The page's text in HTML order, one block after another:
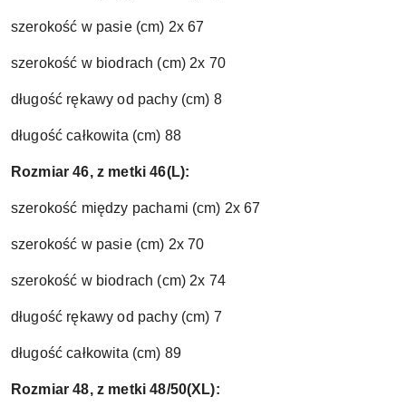
szerokość w pasie (cm) 2x 67
szerokość w biodrach (cm) 2x 70
długość rękawy od pachy (cm) 8
długość całkowita (cm) 88
Rozmiar 46, z metki 46(L):
szerokość między pachami (cm) 2x 67
szerokość w pasie (cm) 2x 70
szerokość w biodrach (cm) 2x 74
długość rękawy od pachy (cm) 7
długość całkowita (cm) 89
Rozmiar 48, z metki 48/50(XL):